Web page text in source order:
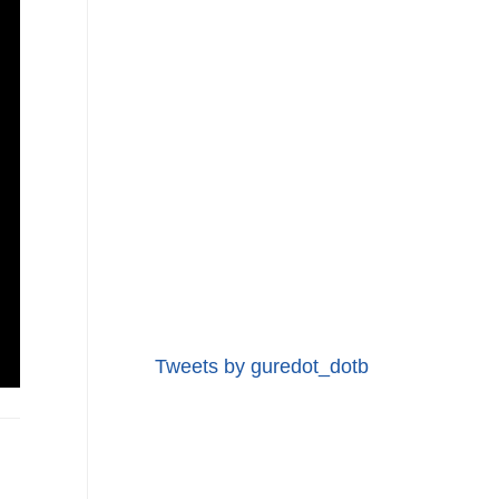
Tweets by guredot_dotb